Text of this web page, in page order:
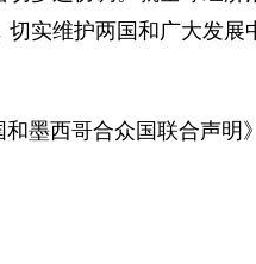
实维护两国和广大发
西哥合众国联合声明